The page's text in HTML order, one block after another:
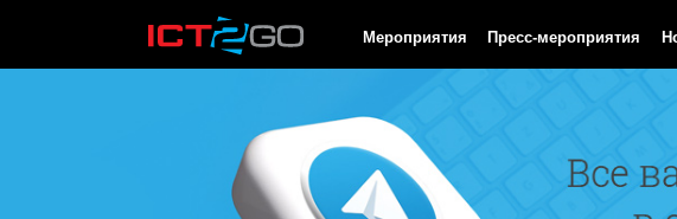
Мероприятия Пресс-мероприятия